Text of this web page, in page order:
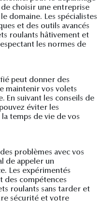
choisir une entreprise
domaine. Les spécialistes
et des outils avancés
roulants hâtivement et
les normes de
peut donner des
maintenir vos volets
En suivant les conseils de
éviter les
temps de vie de vos
problèmes avec vos
de appeler un
Les expérimentés
des compétences
roulants sans tarder et
sécurité et votre